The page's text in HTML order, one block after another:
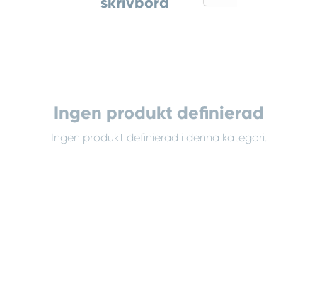
Ingen produkt definierad
Ingen produkt definierad i denna kategori.